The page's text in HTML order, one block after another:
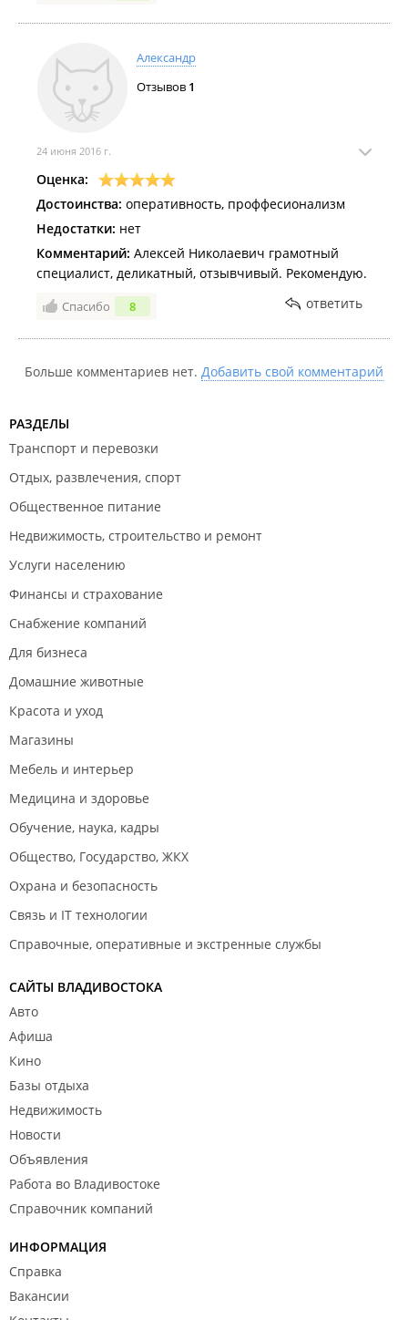
Александр
Отзывов 1
24 июня 2016 г.
Оценка:
Достоинства: оперативность, проффесионализм
Недостатки: нет
Комментарий: Алексей Николаевич грамотный
специалист, деликатный, отзывчивый. Рекомендую.
Спасибо 8 ответить
Больше комментариев нет. Добавить свой комментарий
РАЗДЕЛЫ
Транспорт и перевозки
Отдых, развлечения, спорт
Общественное питание
Недвижимость, строительство и ремонт
Услуги населению
Финансы и страхование
Снабжение компаний
Для бизнеса
Домашние животные
Красота и уход
Магазины
Мебель и интерьер
Медицина и здоровье
Обучение, наука, кадры
Общество, Государство, ЖКХ
Охрана и безопасность
Связь и IT технологии
Справочные, оперативные и экстренные службы
САЙТЫ ВЛАДИВОСТОКА
Авто
Афиша
Кино
Базы отдыха
Недвижимость
Новости
Объявления
Работа во Владивостоке
Справочник компаний
ИНФОРМАЦИЯ
Справка
Вакансии